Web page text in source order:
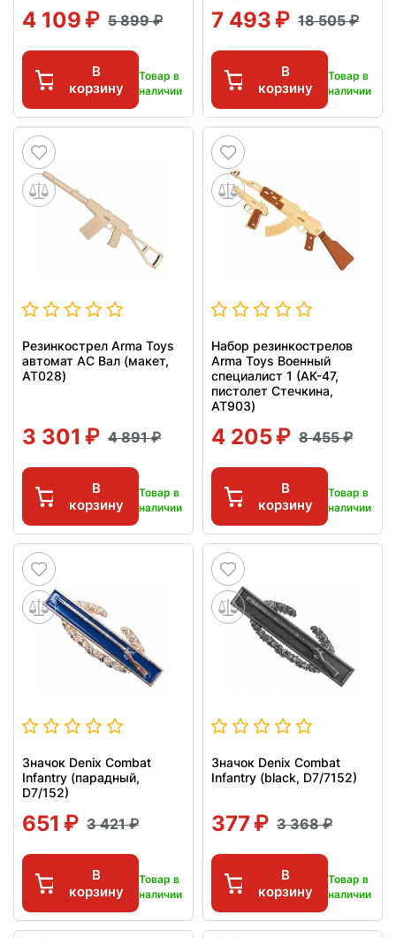
4 109 5 899
В
корзину
Товар в
наличии
7 493 18 505
В
корзину
Товар в
наличии
Резинкострел Arma Toys
автомат АС Вал (макет,
AT028)
3 301 4 891
В
корзину
Товар в
наличии
Набор резинкострелов
Arma Toys Военный
специалист 1 (АК-47,
пистолет Стечкина,
AT903)
4 205 8 455
В
корзину
Товар в
наличии
Значок Denix Combat
Infantry (парадный,
D7/152)
651 3 421
В
корзину
Товар в
наличии
Значок Denix Combat
Infantry (black, D7/7152)
377 3 368
В
корзину
Товар в
наличии